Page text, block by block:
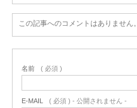
この記事へのコメントはありません。
名前 ( 必須 )
E-MAIL ( 必須 ) - 公開されません -